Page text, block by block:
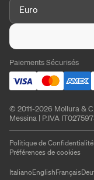
Euro
Paiements Sécurisés
© 2011-2026 Mollura &
Messina | P.IVA
Politique de Confidentialité
Préférences de cookies
ItalianoEnglishFrançais